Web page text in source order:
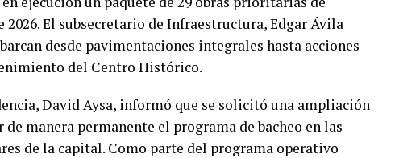
El subsecretario de Infraestructura, Edgar Ávila
desde pavimentaciones integrales hasta acciones
del Centro Histórico.
David Aysa, informó que se solicitó una ampliación
manera permanente el programa de bacheo en las
de la capital. Como parte del programa operativo